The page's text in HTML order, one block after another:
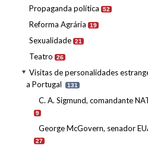
Propaganda política 52
Reforma Agrária 19
Sexualidade 21
Teatro 26
Visitas de personalidades
a Portugal
131
C. A. Sigmund, comandante
9
George McGovern, senador
27